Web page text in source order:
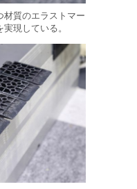
材質のエラストマー
現している。